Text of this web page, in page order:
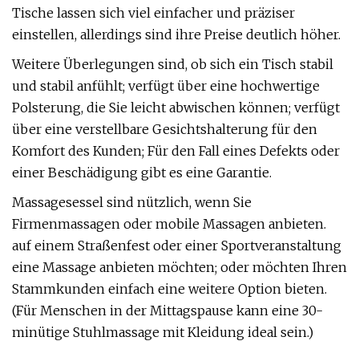
Tische lassen sich viel einfacher und präziser
einstellen, allerdings sind ihre Preise deutlich höher.
Weitere Überlegungen sind, ob sich ein Tisch stabil
und stabil anfühlt; verfügt über eine hochwertige
Polsterung, die Sie leicht abwischen können; verfügt
über eine verstellbare Gesichtshalterung für den
Komfort des Kunden; Für den Fall eines Defekts oder
einer Beschädigung gibt es eine Garantie.
Massagesessel sind nützlich, wenn Sie
Firmenmassagen oder mobile Massagen anbieten.
auf einem Straßenfest oder einer Sportveranstaltung
eine Massage anbieten möchten; oder möchten Ihren
Stammkunden einfach eine weitere Option bieten.
(Für Menschen in der Mittagspause kann eine 30-
minütige Stuhlmassage mit Kleidung ideal sein.)